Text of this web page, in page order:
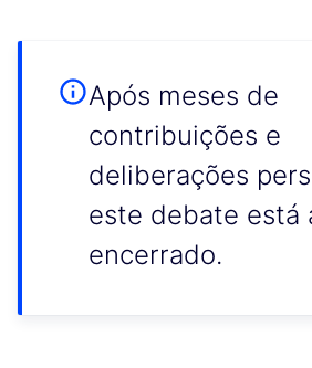
Após meses de
contribuições e
deliberações
este debate está
encerrado.